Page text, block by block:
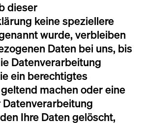
dieser
keine speziellere
wurde, verbleiben
Daten bei uns, bis
Datenverarbeitung
ein berechtigtes
machen oder eine
Ihre Daten gelöscht,